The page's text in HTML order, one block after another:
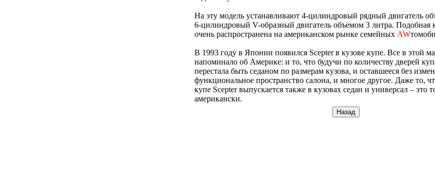
На эту модель устанавливают 4-цилиндровый рядный двигатель
6-цилиндровый V-образный двигатель объемом 3 литра. Подобная
очень распространена на американском рынке семейных AW
В 1993 году в Японии появился Scepter в кузове купе. Все в этой
напоминало об Америке: и то, что будучи по количеству дверей
перестала быть седаном по размерам кузова, и оставшееся без
функциональное пространство салона, и многое другое. Даже то,
купе Scepter выпускается также в кузовах седан и универсал – это
американски.